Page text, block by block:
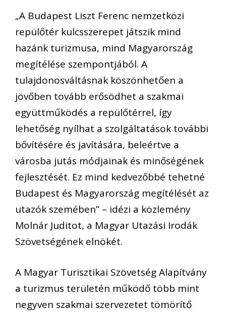
„A Budapest Liszt Ferenc nemzetközi
repülőtér kulcsszerepet játszik mind
hazánk turizmusa, mind Magyarország
megítélése szempontjából. A
tulajdonosváltásnak köszönhetően a
jövőben tovább erősödhet a szakmai
együttműködés a repülőtérrel, így
lehetőség nyílhat a szolgáltatások további
bővítésére és javítására, beleértve a
városba jutás módjainak és minőségének
fejlesztését. Ez mind kedvezőbbé tehetné
Budapest és Magyarország megítélését az
utazók szemében” – idézi a közlemény
Molnár Juditot, a Magyar Utazási Irodák
Szövetségének elnökét.
A Magyar Turisztikai Szövetség Alapítvány
a turizmus területén működő több mint
negyven szakmai szervezetet tömörítő